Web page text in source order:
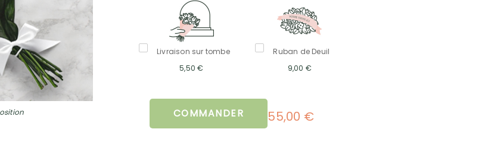
Livraison sur tombe
5,50 €
Ruban de Deuil
9,00 €
COMMANDER 55,00 €